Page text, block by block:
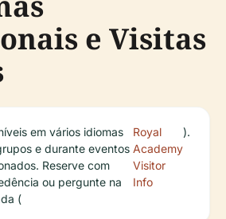
e Visitas
em vários idiomas
e durante eventos
Reserve com
ou pergunte na
(
Royal
Academy
Visitor
Info
).